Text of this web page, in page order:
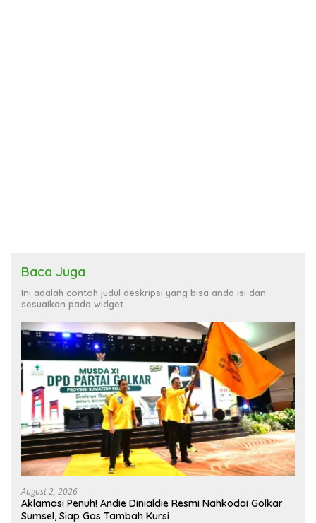
Baca Juga
Ini adalah contoh judul deskripsi yang bisa anda isi dan
sesuaikan pada widget
August 2, 2026
Aklamasi Penuh! Andie Dinialdie Resmi Nahkodai Golkar
Sumsel, Siap Gas Tambah Kursi